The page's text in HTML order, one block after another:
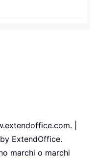
|
ExtendOffice.
marchi o marchi